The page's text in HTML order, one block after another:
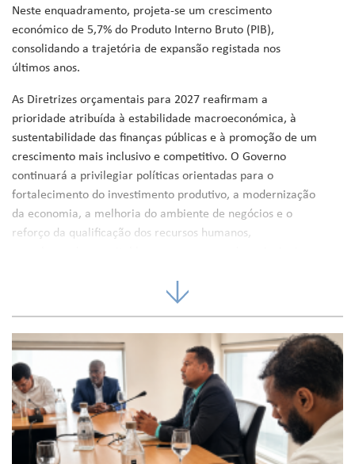
Neste enquadramento, projeta-se um crescimento
económico de 5,7% do Produto Interno Bruto (PIB),
consolidando a trajetória de expansão registada nos
últimos anos.
As Diretrizes orçamentais para 2027 reafirmam a
prioridade atribuída à estabilidade macroeconómica, à
sustentabilidade das finanças públicas e à promoção de um
crescimento mais inclusivo e competitivo. O Governo
continuará a privilegiar políticas orientadas para o
fortalecimento do investimento produtivo, a modernização
da economia, a melhoria do ambiente de negócios e o
reforço da qualificação dos recursos humanos,
No domínio das finanças públicas, prevê-se a continuidade
público, estimando-se que o rácio da dívida pública se situe
em torno de 92,2% do PIB em 2027, refletindo os
resultados alcançados em matéria de consolidação
orçamental, gestão prudente da dívida e reforço da
confiança dos parceiros de desenvolvimento e investidores
internacionais. O saldo orçamental deverá manter-se
compatível com os objetivos de sustentabilidade fiscal,